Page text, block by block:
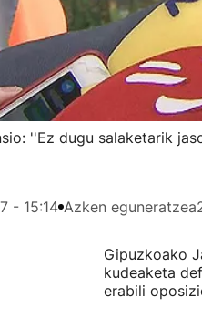
''Ez dugu salaketarik
- 15:14 Azken eguneratzea
Gipuzkoako
kudeaketa
erabili